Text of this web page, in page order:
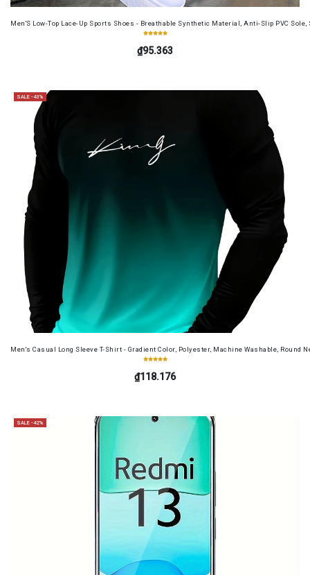
Men'S Low-Top Lace-Up Sports Shoes - Breathable Synthetic Material, Anti-Slip PVC
₫95.363
SALE -43%
Men's Casual Long Sleeve T-Shirt - Gradient Color, Polyester, Machine Washable, Round
₫118.176
SALE -42%